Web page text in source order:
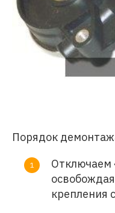
Порядок
Отключаем
крепления